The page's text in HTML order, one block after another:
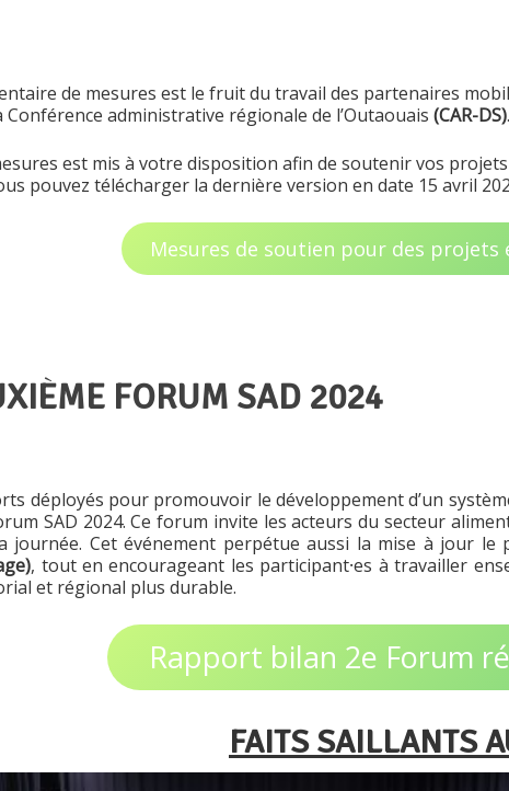
de mesures est le fruit du travail des partenaires
administrative régionale de l’Outaouais (CAR-DS).
est mis à votre disposition afin de soutenir vos
pouvez télécharger la dernière version en date 15 avril
Mesures de soutien pour des
FORUM SAD 2024
déployés pour promouvoir le développement d’un
SAD 2024. Ce forum invite les acteurs du secteur
journée. Cet événement perpétue aussi la mise à jour
, tout en encourageant les participant⸱es à travailler
et régional plus durable.
Rapport bilan 2e Forum
FAITS SAILLANTS